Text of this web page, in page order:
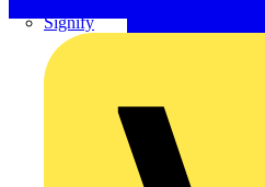
Signify